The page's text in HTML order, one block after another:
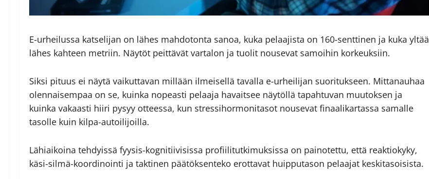
E-urheilussa katselijan on lähes mahdotonta sanoa, kuka pelaajista on 160-senttinen ja kuka yltää
lähes kahteen metriin. Näytöt peittävät vartalon ja tuolit nousevat samoihin korkeuksiin.
Siksi pituus ei näytä vaikuttavan millään ilmeisellä tavalla e-urheilijan suoritukseen. Mittanauhaa
olennaisempaa on se, kuinka nopeasti pelaaja havaitsee näytöllä tapahtuvan muutoksen ja
kuinka vakaasti hiiri pysyy otteessa, kun stressihormonitasot nousevat finaali­kartassa samalle
tasolle kuin kilpa-autoilijoilla.
Lähiaikoina tehdyissä fyysis-kognitiivisissa profiili­tutkimuksissa on painotettu, että reaktiokyky,
käsi-silmä-koordinointi ja taktinen päätöksenteko erottavat huipputason pelaajat keski­tasoisista.